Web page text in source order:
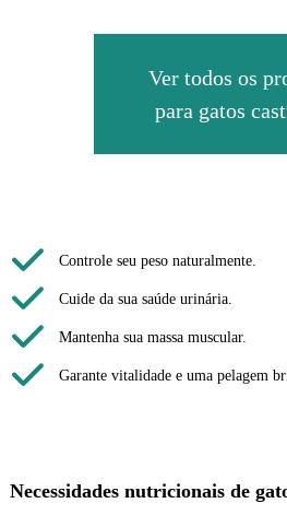
Ver todos os
para gatos
Controle seu peso naturalmente.
Cuide da sua saúde urinária.
Mantenha sua massa muscular.
Garante vitalidade e uma pelagem
Necessidades nutricionais de